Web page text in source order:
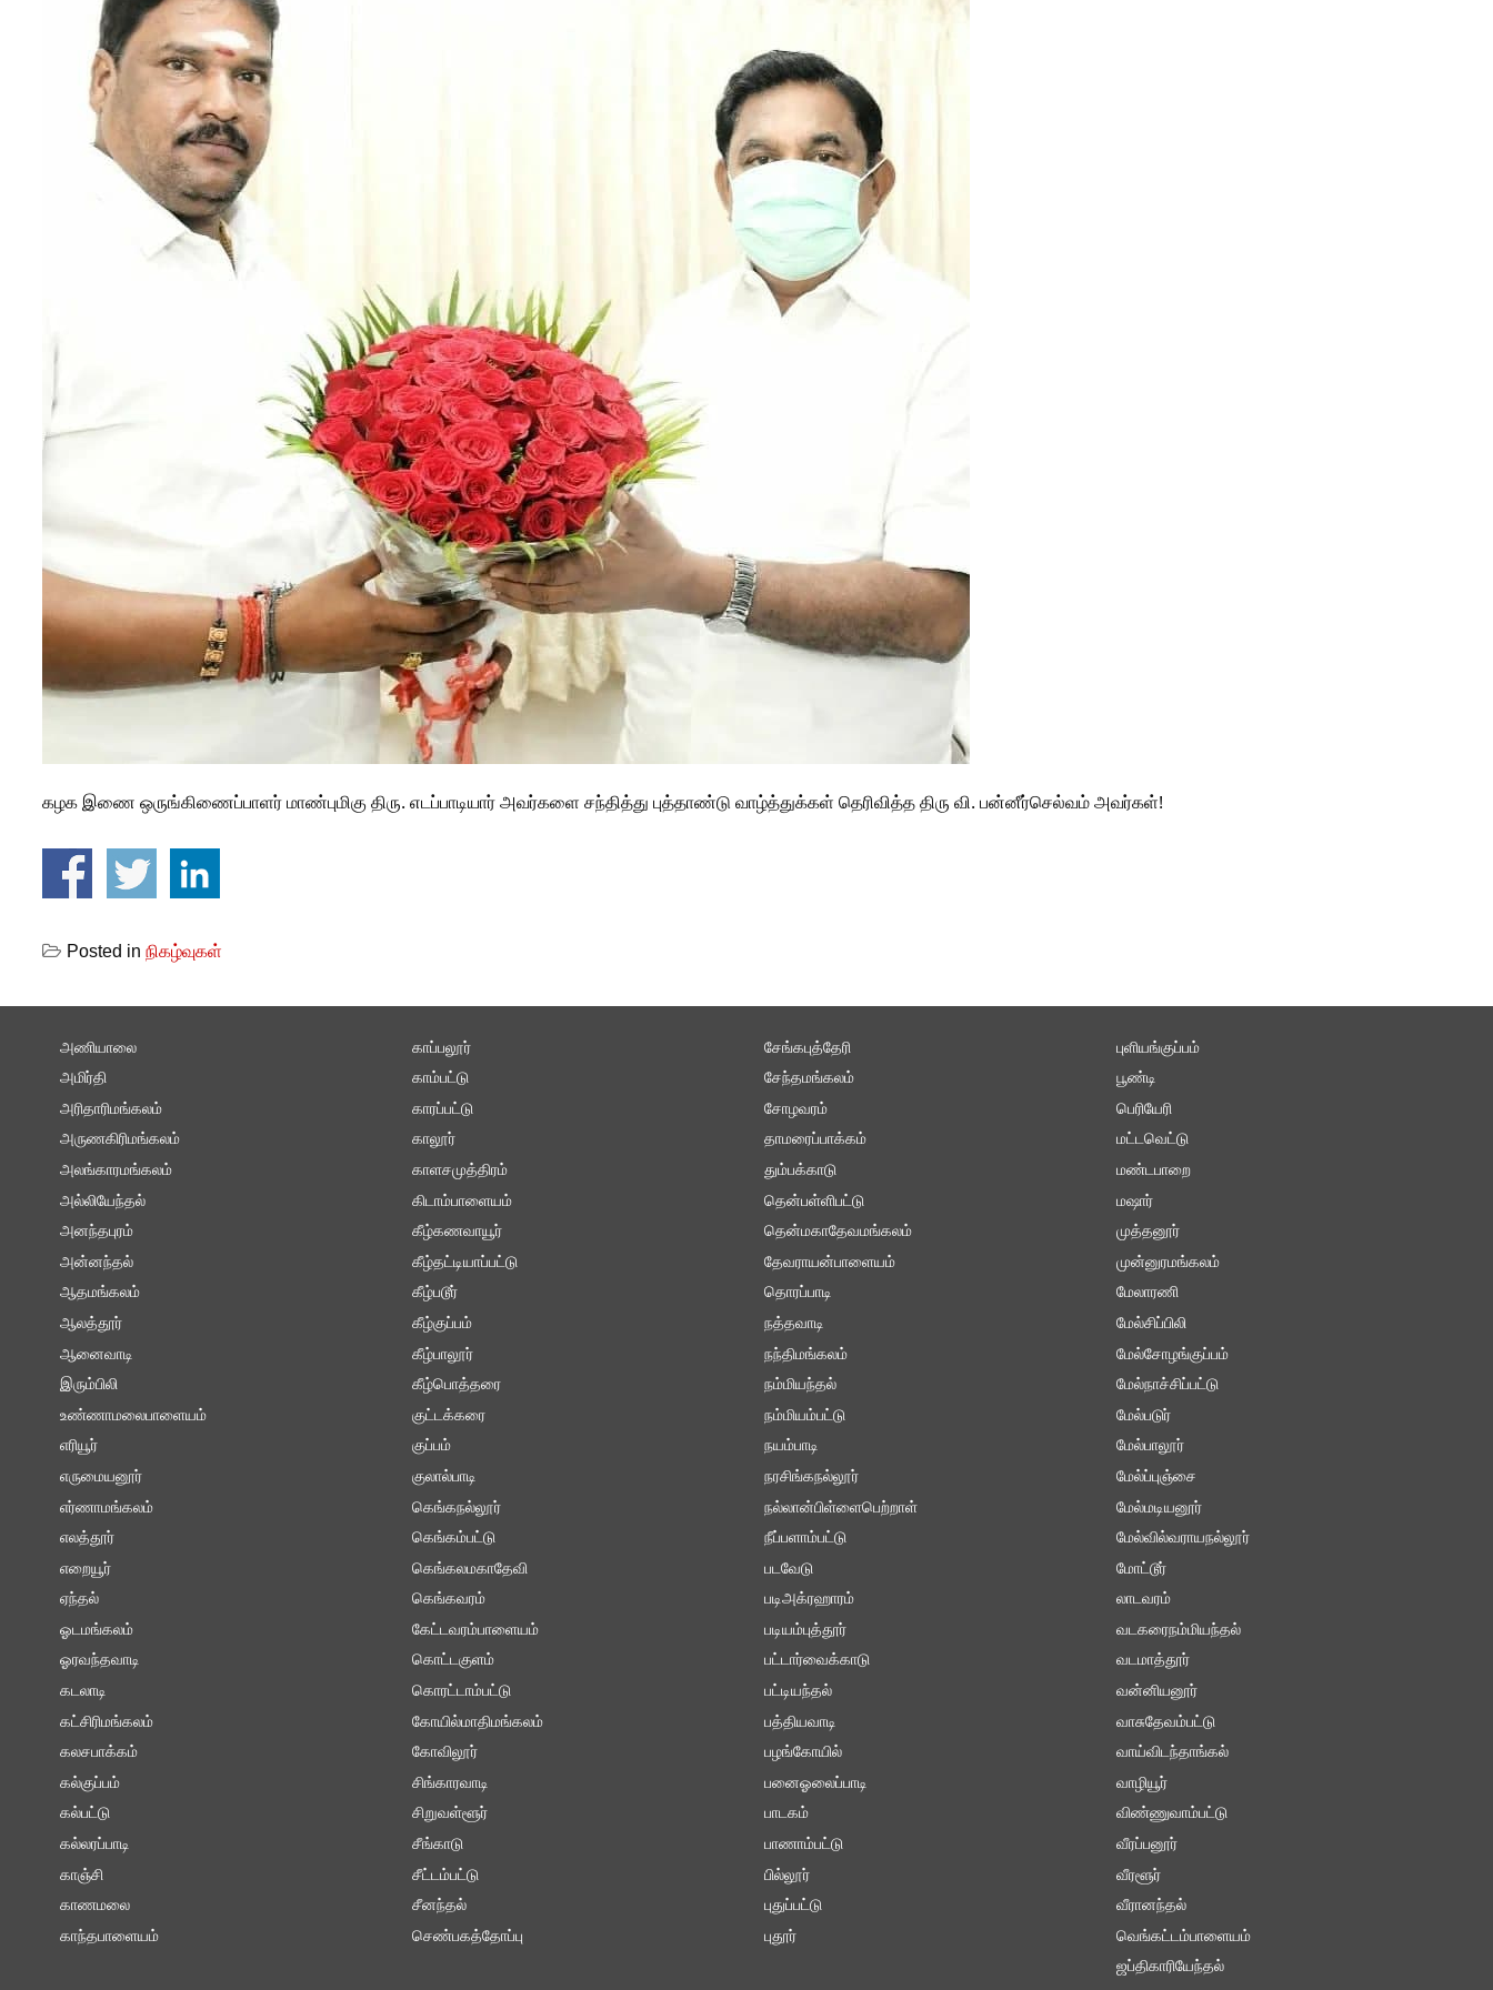
கழக இணை ஒருங்கிணைப்பாளர் மாண்புமிகு திரு. எடப்பாடியார் அவர்களை சந்தித்து புத்தாண்டு வாழ்த்துக்கள் தெரிவித்த திரு வி. பன்னீர்செல்வம் அவர்கள்!
Posted in நிகழ்வுகள்
அணியாலை
அமிர்தி
அரிதாரிமங்கலம்
அருணகிரிமங்கலம்
அலங்காரமங்கலம்
அல்லியேந்தல்
அனந்தபுரம்
அன்னந்தல்
ஆதமங்கலம்
ஆலத்தூர்
ஆனைவாடி
இரும்பிலி
உண்ணாமலைபாளையம்
எரியூர்
எருமையனூர்
எர்ணாமங்கலம்
எலத்தூர்
எறையூர்
ஏந்தல்
ஓடமங்கலம்
ஓரவந்தவாடி
கடலாடி
கட்சிரிமங்கலம்
கலசபாக்கம்
கல்குப்பம்
கல்பட்டு
கல்லரப்பாடி
காஞ்சி
காணமலை
காந்தபாளையம்
காப்பலூர்
காம்பட்டு
காரப்பட்டு
காலூர்
காளசமுத்திரம்
கிடாம்பாளையம்
கீழ்கணவாயூர்
கீழ்தட்டியாப்பட்டு
கீழ்படூர்
கீழ்குப்பம்
கீழ்பாலூர்
கீழ்பொத்தரை
குட்டக்கரை
குப்பம்
குலால்பாடி
கெங்கநல்லூர்
கெங்கம்பட்டு
கெங்கலமகாதேவி
கெங்கவரம்
கேட்டவரம்பாளையம்
கொட்டகுளம்
கொரட்டாம்பட்டு
கோயில்மாதிமங்கலம்
கோவிலூர்
சிங்காரவாடி
சிறுவள்ளூர்
சீங்காடு
சீட்டம்பட்டு
சீனந்தல்
செண்பகத்தோப்பு
சேங்கபுத்தேரி
சேந்தமங்கலம்
சோழவரம்
தாமரைப்பாக்கம்
தும்பக்காடு
தென்பள்ளிபட்டு
தென்மகாதேவமங்கலம்
தேவராயன்பாளையம்
தொரப்பாடி
நத்தவாடி
நந்திமங்கலம்
நம்மியந்தல்
நம்மியம்பட்டு
நயம்பாடி
நரசிங்கநல்லூர்
நல்லான்பிள்ளைபெற்றாள்
நீப்பளாம்பட்டு
படவேடு
படிஅக்ரஹாரம்
படியம்புத்தூர்
பட்டார்வைக்காடு
பட்டியந்தல்
பத்தியவாடி
பழங்கோயில்
பனைஓலைப்பாடி
பாடகம்
பாணாம்பட்டு
பில்லூர்
புதுப்பட்டு
புதூர்
புளியங்குப்பம்
பூண்டி
பெரியேரி
மட்டவெட்டு
மண்டபாறை
மஷார்
முத்தனூர்
முன்னுரமங்கலம்
மேலாரணி
மேல்சிப்பிலி
மேல்சோழங்குப்பம்
மேல்நாச்சிப்பட்டு
மேல்படுர்
மேல்பாலூர்
மேல்ப்புஞ்சை
மேல்மடியனூர்
மேல்வில்வராயநல்லூர்
மோட்டூர்
லாடவரம்
வடகரைநம்மியந்தல்
வடமாத்தூர்
வன்னியனூர்
வாசுதேவம்பட்டு
வாய்விடந்தாங்கல்
வாழியூர்
விண்ணுவாம்பட்டு
வீரப்பனூர்
வீரளூர்
வீரானந்தல்
வெங்கட்டம்பாளையம்
ஜப்திகாரியேந்தல்